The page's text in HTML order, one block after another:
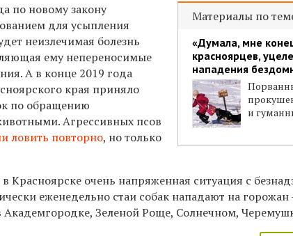
Материалы по
«Думала, мне
красноярцев,
нападения
и
по новому закону
для усыпления
неизлечимая болезнь
ему непереносимые
А в конце 2019 года
края приняло
по обращению
Агрессивных псов
ловить повторно, но только
Красноярске очень напряженная ситуация с
еженедельно стаи собак нападают на горожан
Зеленой Роще, Солнечном,